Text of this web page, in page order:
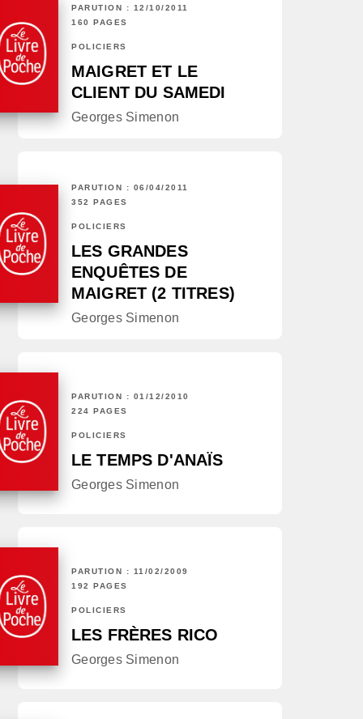
PARUTION : 12/10/2011
160 PAGES
POLICIERS
MAIGRET ET LE
CLIENT DU SAMEDI
Georges Simenon
PARUTION : 06/04/2011
352 PAGES
POLICIERS
LES GRANDES
ENQUÊTES DE
MAIGRET (2 TITRES)
Georges Simenon
PARUTION : 01/12/2010
224 PAGES
POLICIERS
LE TEMPS D'ANAÏS
Georges Simenon
PARUTION : 11/02/2009
192 PAGES
POLICIERS
LES FRÈRES RICO
Georges Simenon